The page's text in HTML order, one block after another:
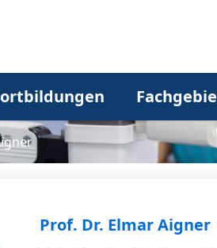
Prof. Dr. Elmar Aigner